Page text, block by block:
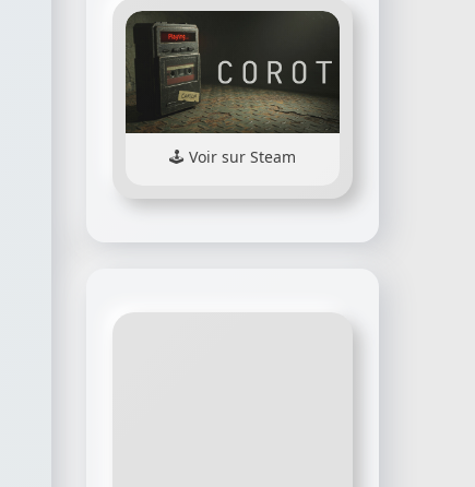
Voir sur Steam